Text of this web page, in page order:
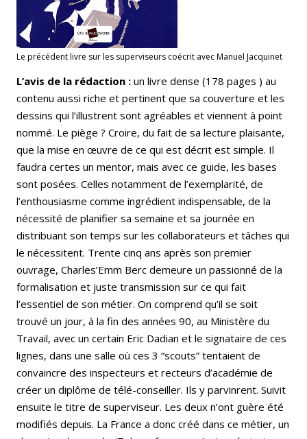
Le précédent livre sur les superviseurs coécrit avec Manuel Jacquinet
L’avis de la rédaction : un livre dense (178 pages ) au
contenu aussi riche et pertinent que sa couverture et les
dessins qui l’illustrent sont agréables et viennent à point
nommé. Le piège ? Croire, du fait de sa lecture plaisante,
que la mise en œuvre de ce qui est décrit est simple. Il
faudra certes un mentor, mais avec ce guide, les bases
sont posées. Celles notamment de l’exemplarité, de
l’enthousiasme comme ingrédient indispensable, de la
nécessité de planifier sa semaine et sa journée en
distribuant son temps sur les collaborateurs et tâches qui
le nécessitent. Trente cinq ans après son premier
ouvrage, Charles’Emm Berc demeure un passionné de la
formalisation et juste transmission sur ce qui fait
l’essentiel de son métier. On comprend qu’il se soit
trouvé un jour, à la fin des années 90, au Ministère du
Travail, avec un certain Eric Dadian et le signataire de ces
lignes, dans une salle où ces 3 “scouts” tentaient de
convaincre des inspecteurs et recteurs d’académie de
créer un diplôme de télé-conseiller. Ils y parvinrent. Suivit
ensuite le titre de superviseur. Les deux n’ont guère été
modifiés depuis. La France a donc créé dans ce métier, un